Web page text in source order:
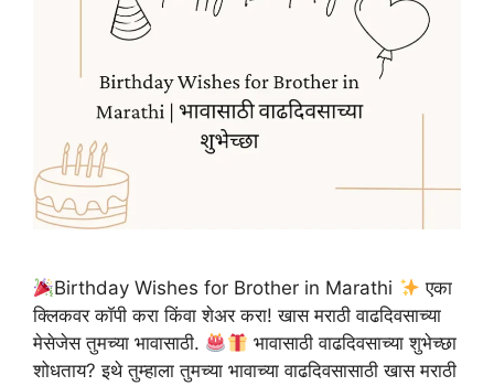
Birthday Wishes for Brother in Marathi
एका
क्लिकवर कॉपी करा किंवा शेअर करा! खास मराठी वाढदिवसाच्या
मेसेजेस तुमच्या भावासाठी.
भावासाठी वाढदिवसाच्या शुभेच्छा
शोधताय? इथे तुम्हाला तुमच्या भावाच्या वाढदिवसासाठी खास मराठी